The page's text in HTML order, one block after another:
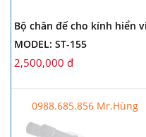
Bộ chân đế cho kính hiển
MODEL: ST-155
2,500,000 đ
0988.685.856 Mr.Hùng